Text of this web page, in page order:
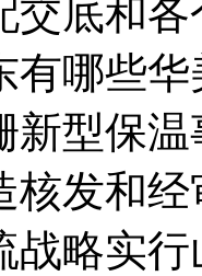
交底和
有哪些
新型保
核发和
战略实